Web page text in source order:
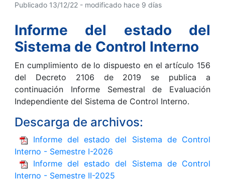
Publicado 13/12/22 - modificado hace 9 días
Informe del estado del
Sistema de Control Interno
En cumplimiento de lo dispuesto en el artículo 156
del Decreto 2106 de 2019 se publica a
continuación Informe Semestral de Evaluación
Independiente del Sistema de Control Interno.
Descarga de archivos:
Informe del estado del Sistema de Control
Interno - Semestre I-2026
Informe del estado del Sistema de Control
Interno - Semestre II-2025